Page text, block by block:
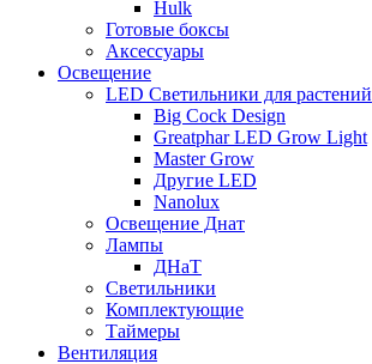
Hulk
Готовые боксы
Аксессуары
Освещение
LED Светильники для растений
Big Cock Design
Greatphar LED Grow Light
Master Grow
Другие LED
Nanolux
Освещение Днат
Лампы
ДНаТ
Светильники
Комплектующие
Таймеры
Вентиляция